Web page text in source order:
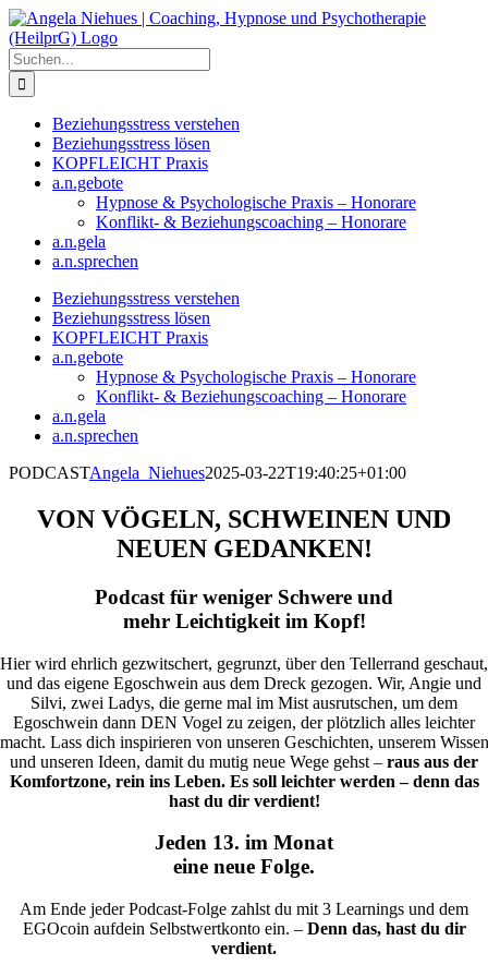
Zum
Inhalt
springen
Suche
nach:
Beziehungsstress verstehen
Beziehungsstress lösen
KOPFLEICHT Praxis
a.n.gebote
Hypnose & Psychologische Praxis – Honorare
Konflikt- & Beziehungscoaching – Honorare
a.n.gela
a.n.sprechen
Beziehungsstress verstehen
Beziehungsstress lösen
KOPFLEICHT Praxis
a.n.gebote
Hypnose & Psychologische Praxis – Honorare
Konflikt- & Beziehungscoaching – Honorare
a.n.gela
a.n.sprechen
PODCASTAngela_Niehues2025-03-22T19:40:25+01:00
VON VÖGELN, SCHWEINEN UND
NEUEN GEDANKEN!
Podcast für weniger Schwere und
mehr Leichtigkeit im Kopf!
Hier wird ehrlich gezwitschert, gegrunzt, über den Tellerrand geschaut,
und das eigene Egoschwein aus dem Dreck gezogen. Wir, Angie und
Silvi, zwei Ladys, die gerne mal im Mist ausrutschen, um dem
Egoschwein dann DEN Vogel zu zeigen, der plötzlich alles leichter
macht. Lass dich inspirieren von unseren Geschichten, unserem Wissen
und unseren Ideen, damit du mutig neue Wege gehst – raus aus der
Komfortzone, rein ins Leben. Es soll leichter werden – denn das
hast du dir verdient!
Jeden 13. im Monat
eine neue Folge.
Am Ende jeder Podcast-Folge zahlst du mit 3 Learnings und dem
EGOcoin aufdein Selbstwertkonto ein. – Denn das, hast du dir
verdient.